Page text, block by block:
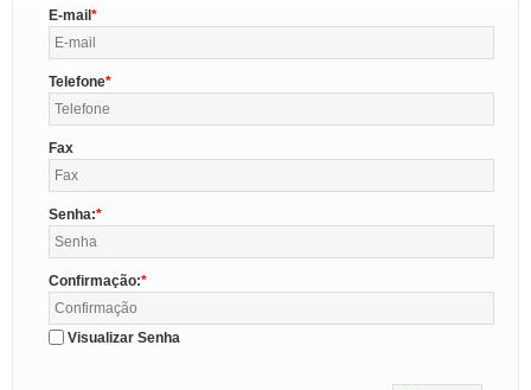
E-mail
Telefone
Fax
Senha:
Confirmação:
Visualizar Senha